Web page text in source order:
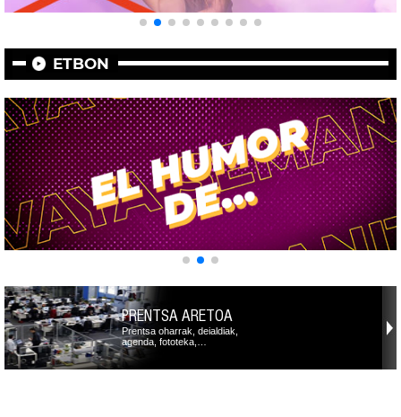
ETBON
PRENTSA ARETOA
Prentsa oharrak, deialdiak,
agenda, fototeka,…